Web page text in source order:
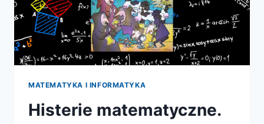
MATEMATYKA I INFORMATYKA
Histerie matematyczne.